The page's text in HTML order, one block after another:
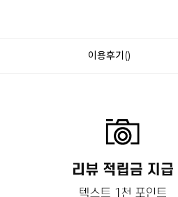
이용후기()